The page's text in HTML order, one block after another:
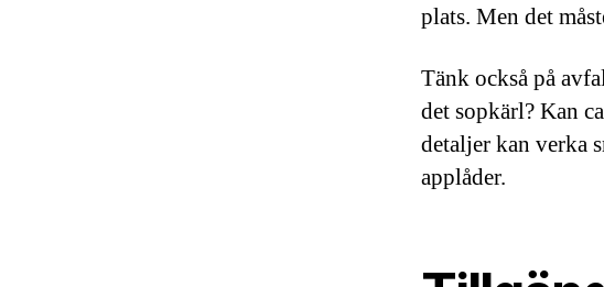
plats. Men det
Tänk också på
det sopkärl? Kan
detaljer kan verka
applåder.